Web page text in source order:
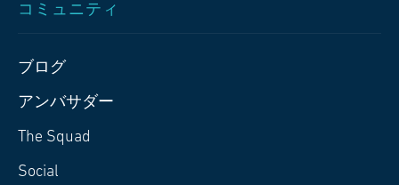
コミュニティ
ブログ
アンバサダー
The Squad
Social